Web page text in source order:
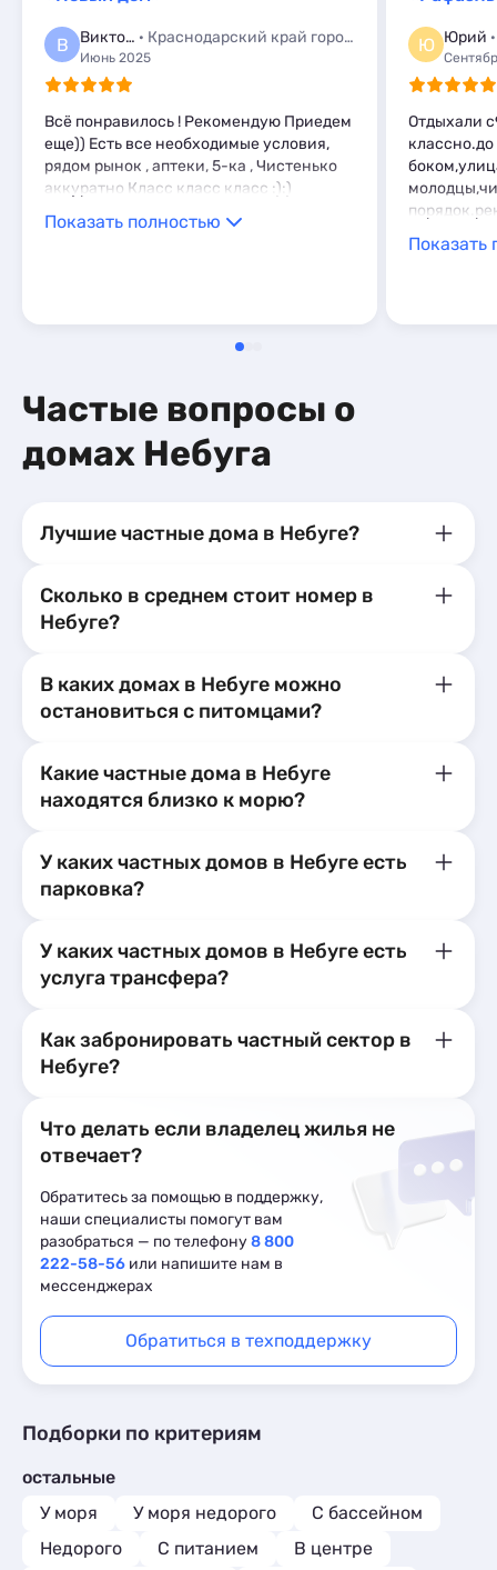
1
Комнаты
Мини-отели
В Виктория · Краснодарский край город Лабинск
Июнь 2025
Всё понравилось ! Рекомендую Приедем
еще)) Есть все необходимые условия,
рядом рынок , аптеки, 5-ка , Чистенько
аккуратно Класс класс класс :):)
Показать полностью
Ю Юрий
Отдыхали
Показать
Частые вопросы о
домах Небуга
Лучшие частные дома в Небуге?
Сколько в среднем стоит номер в
Небуге?
В каких домах в Небуге можно
остановиться с питомцами?
Какие частные дома в Небуге
находятся близко к морю?
У каких частных домов в Небуге есть
парковка?
У каких частных домов в Небуге есть
услуга трансфера?
Как забронировать частный сектор в
Небуге?
Что делать если владелец жилья не
отвечает?
Обратитесь за помощью в поддержку,
наши специалисты помогут вам
разобраться — по телефону8 800
222-58-56 или напишите нам в
мессенджерах
Обратиться в техподдержку
Подборки по критериям
остальные
У моря
У моря недорого
С бассейном
Недорого
С питанием
В центре